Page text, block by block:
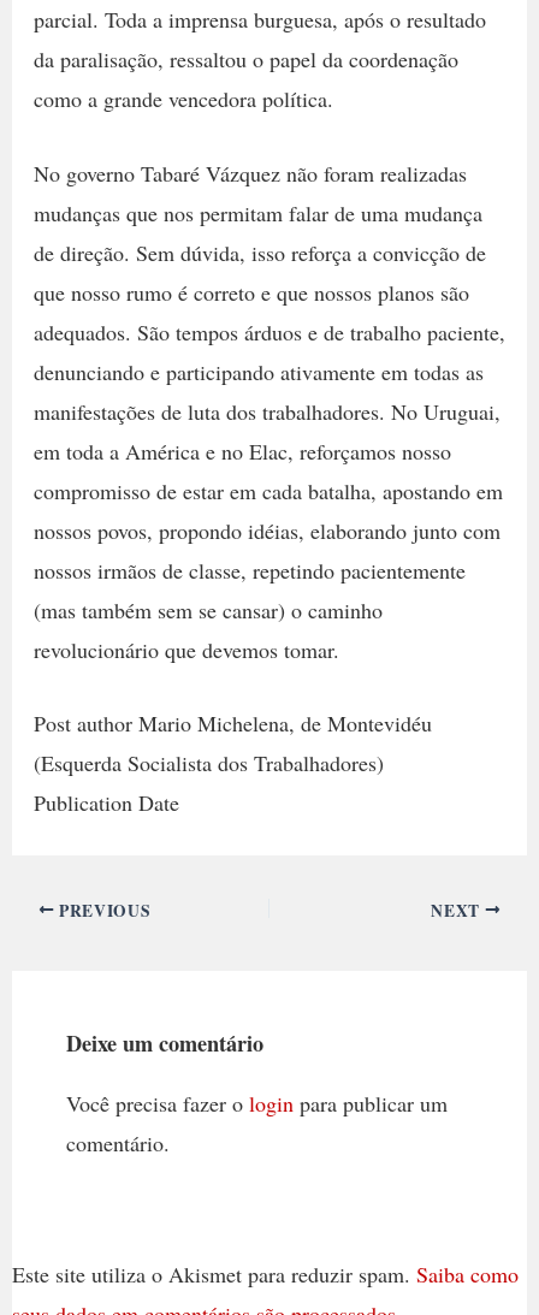
parcial. Toda a imprensa burguesa, após o resultado
da paralisação, ressaltou o papel da coordenação
como a grande vencedora política.
No governo Tabaré Vázquez não foram realizadas
mudanças que nos permitam falar de uma mudança
de direção. Sem dúvida, isso reforça a convicção de
que nosso rumo é correto e que nossos planos são
adequados. São tempos árduos e de trabalho paciente,
denunciando e participando ativamente em todas as
manifestações de luta dos trabalhadores. No Uruguai,
em toda a América e no Elac, reforçamos nosso
compromisso de estar em cada batalha, apostando em
nossos povos, propondo idéias, elaborando junto com
nossos irmãos de classe, repetindo pacientemente
(mas também sem se cansar) o caminho
revolucionário que devemos tomar.
Post author Mario Michelena, de Montevidéu
(Esquerda Socialista dos Trabalhadores)
Publication Date
PREVIOUS NEXT
Deixe um comentário
Você precisa fazer o login para publicar um
comentário.
Este site utiliza o Akismet para reduzir spam. Saiba como